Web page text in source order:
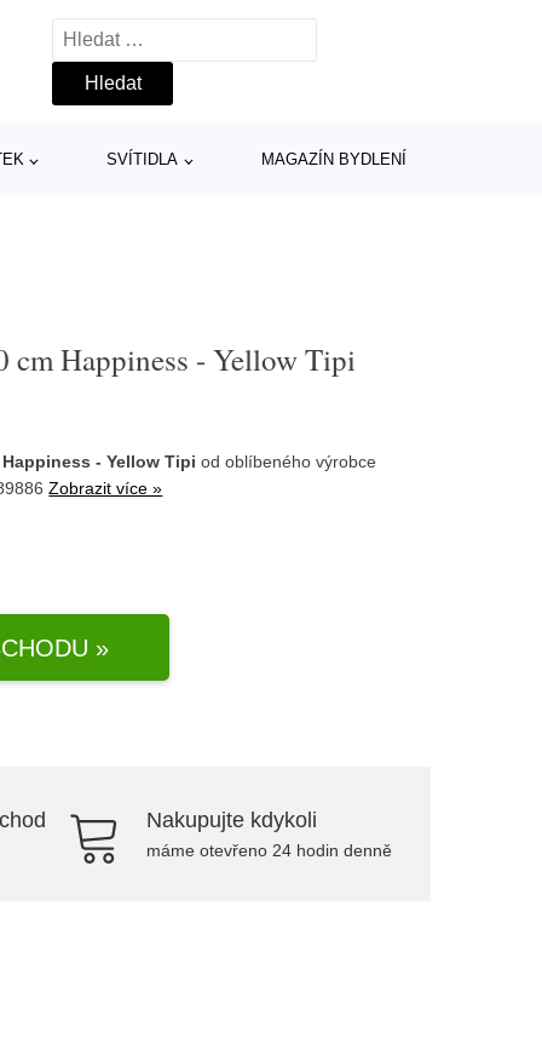
Vyhledávání
SVÍTIDLA MAGAZÍN BYDLENÍ
cm Happiness - Yellow Tipi
- Yellow Tipi od oblíbeného výrobce
Zobrazit více »
»
Nakupujte kdykoli
máme otevřeno 24 hodin denně